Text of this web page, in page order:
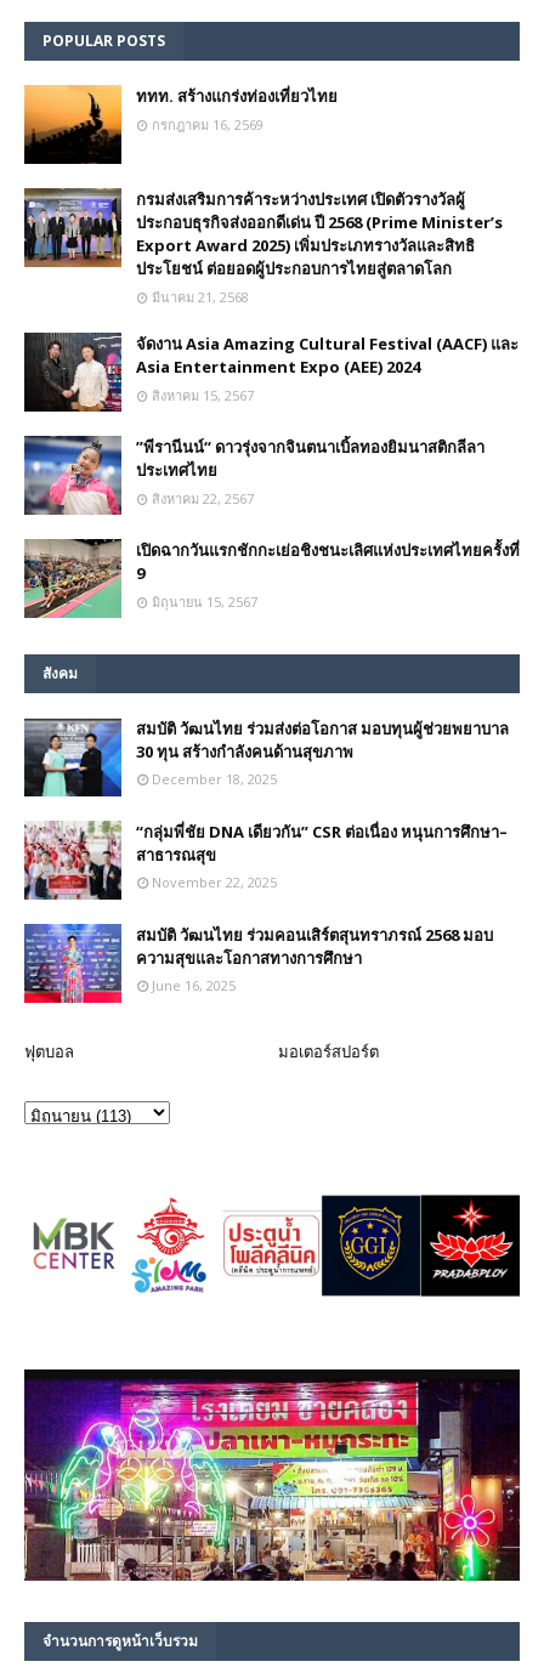
POPULAR POSTS
ททท. สร้างแกร่งท่องเที่ยวไทย
กรกฎาคม 16, 2569
กรมส่งเสริมการค้าระหว่างประเทศ เปิดตัวรางวัลผู้
ประกอบธุรกิจส่งออกดีเด่น ปี 2568 (Prime Minister’s
Export Award 2025) เพิ่มประเภทรางวัลและสิทธิ
ประโยชน์ ต่อยอดผู้ประกอบการไทยสู่ตลาดโลก
มีนาคม 21, 2568
จัดงาน Asia Amazing Cultural Festival (AACF) และ
Asia Entertainment Expo (AEE) 2024
สิงหาคม 15, 2567
”พีรานีนน์“​ ดาวรุ่งจากจินตนาเบิ้ลทองยิมนาสติกลีลา
ประเทศไทย
สิงหาคม 22, 2567
เปิดฉากวันแรกชักกะเย่อชิงชนะเลิศแห่งประเทศไทยครั้งที่
9
มิถุนายน 15, 2567
สังคม
สมบัติ วัฒนไทย ร่วมส่งต่อโอกาส มอบทุนผู้ช่วยพยาบาล
30 ทุน สร้างกำลังคนด้านสุขภาพ
December 18, 2025
“กลุ่มพี่ชัย DNA เดียวกัน” CSR ต่อเนื่อง หนุนการศึกษา–
สาธารณสุข
November 22, 2025
สมบัติ วัฒนไทย ร่วมคอนเสิร์ตสุนทราภรณ์ 2568 มอบ
ความสุขและโอกาสทางการศึกษา
June 16, 2025
ฟุตบอล มอเตอร์สปอร์ต
จำนวนการดูหน้าเว็บรวม